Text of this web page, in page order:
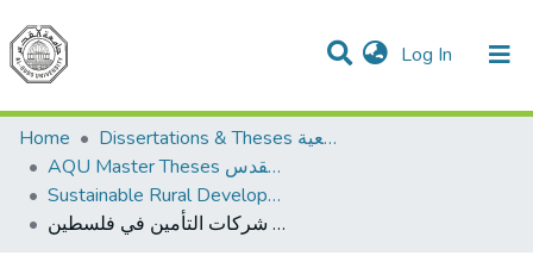
Log In (current)
Communities & Collections
All of DSpace
Home
Dissertations & Theses الرسائل الجامعية
AQU Master Theses الرسائل الجامعية الخاصة بجامعة القدس
Sustainable Rural Development التنمية الريفية المستدامة
استخدام التكنولوجيا ودورها في تحسين جودة الخدمات في شركات التأمين في فلسطين